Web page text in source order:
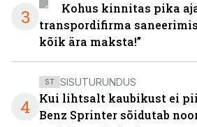
3
Kohus kinnitas pika
transpordifirma
kõik ära maksta!”
4
ST SISUTURUNDUS
Kui lihtsalt kaubikust ei
Benz Sprinter sõidutab